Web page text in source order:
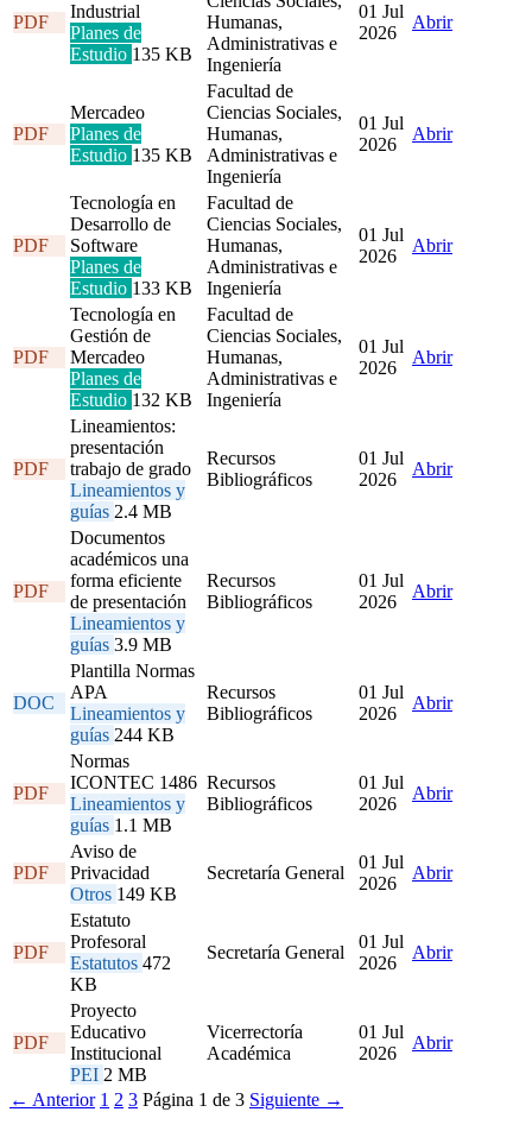
PDF
Industrial
Planes de
Estudio 135 KB
Humanas,
Administrativas e
Ingeniería
01 Jul
2026
Abrir
PDF
Mercadeo
Planes de
Estudio 135 KB
Facultad de
Ciencias Sociales,
Humanas,
Administrativas e
Ingeniería
01 Jul
2026
Abrir
PDF
Tecnología en
Desarrollo de
Software
Planes de
Estudio 133 KB
Facultad de
Ciencias Sociales,
Humanas,
Administrativas e
Ingeniería
01 Jul
2026
Abrir
PDF
Tecnología en
Gestión de
Mercadeo
Planes de
Estudio 132 KB
Facultad de
Ciencias Sociales,
Humanas,
Administrativas e
Ingeniería
01 Jul
2026
Abrir
PDF
Lineamientos:
presentación
trabajo de grado
Lineamientos y
guías 2.4 MB
Recursos
Bibliográficos
01 Jul
2026
Abrir
PDF
Documentos
académicos una
forma eficiente
de presentación
Lineamientos y
guías 3.9 MB
Recursos
Bibliográficos
01 Jul
2026
Abrir
DOC
Plantilla Normas
APA
Lineamientos y
guías 244 KB
Recursos
Bibliográficos
01 Jul
2026
Abrir
PDF
Normas
ICONTEC 1486
Lineamientos y
guías 1.1 MB
Recursos
Bibliográficos
01 Jul
2026
Abrir
PDF
Aviso de
Privacidad
Otros 149 KB
Secretaría General
01 Jul
2026
Abrir
PDF
Estatuto
Profesoral
Estatutos 472
KB
Secretaría General
01 Jul
2026
Abrir
PDF
Proyecto
Educativo
Institucional
PEI 2 MB
Vicerrectoría
Académica
01 Jul
2026
Abrir
← Anterior 1 2 3 Página 1 de 3 Siguiente →